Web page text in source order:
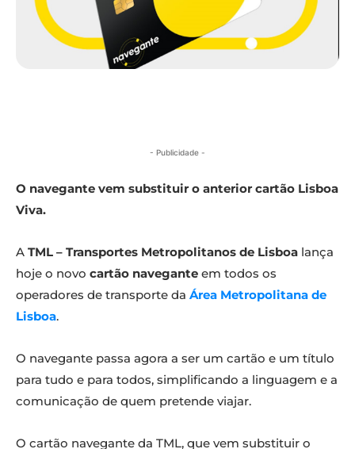
- Publicidade -
O navegante vem substituir o anterior cartão Lisboa
Viva.
A TML – Transportes Metropolitanos de Lisboa lança
hoje o novo cartão navegante em todos os
operadores de transporte da Área Metropolitana de
Lisboa.
O navegante passa agora a ser um cartão e um título
para tudo e para todos, simplificando a linguagem e a
comunicação de quem pretende viajar.
O cartão navegante da TML, que vem substituir o